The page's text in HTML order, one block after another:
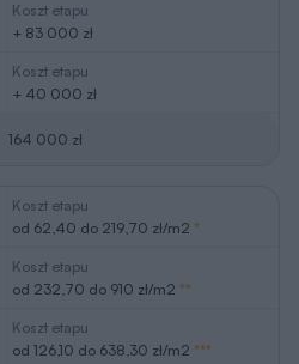
Koszt etapu
+ 83 000 zł
Koszt etapu
+ 40 000 zł
164 000 zł
Koszt etapu
od 62,40 do 219,70 zł/m2 *
Koszt etapu
od 232,70 do 910 zł/m2 **
Koszt etapu
od 126,10 do 638,30 zł/m2 ***